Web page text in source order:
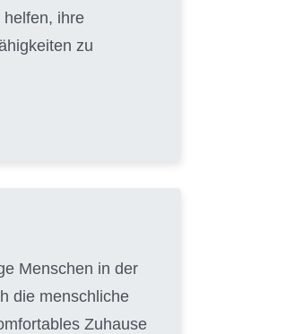
ihre
zu
Menschen in der
die menschliche
Zuhause